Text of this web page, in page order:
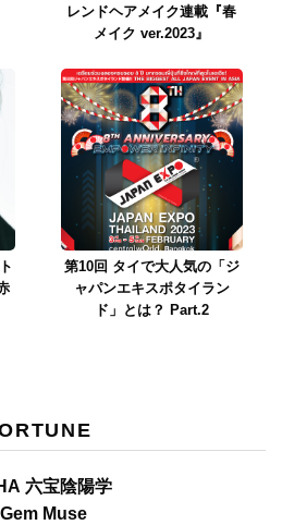
レンドヘアメイク連載『春
メイク ver.2023』
第10回 タイで大人気の「ジ
ャパンエキスポタイラン
ド」とは？ Part.2
六宝陰陽学
Muse